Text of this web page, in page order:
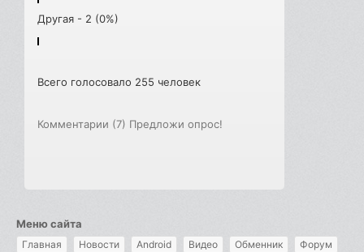
Другая - 2 (0%)
Всего голосовало 255 человек
Комментарии (7) Предложи опрос!
Меню сайта
Главная Новости Android Видео Обменник
Форум